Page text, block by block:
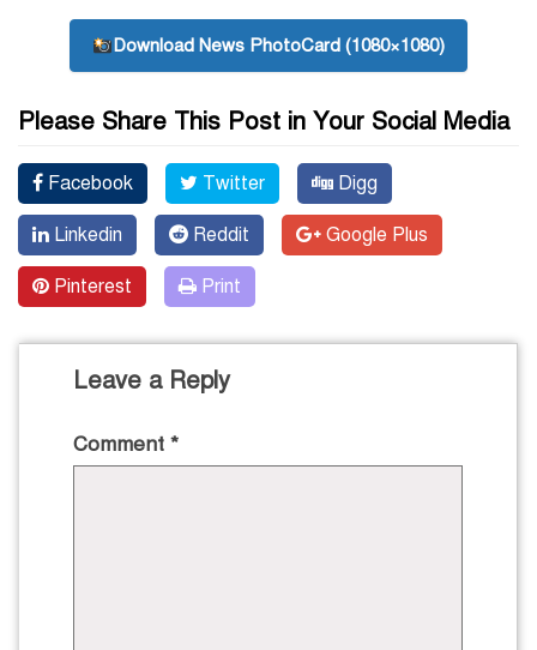
Download News PhotoCard (1080×1080)
Please Share This Post in Your Social Media
Facebook Twitter Digg
Linkedin Reddit Google Plus
Pinterest Print
Leave a Reply
Comment *